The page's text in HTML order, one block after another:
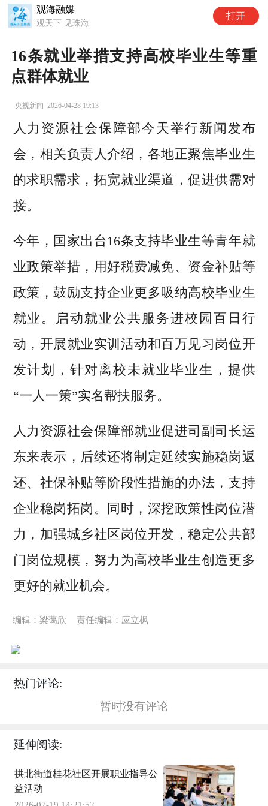
16条就业举措支持高校毕业生等重
点群体就业
央视新闻 2026-04-28 19:13
人力资源社会保障部今天举行新闻发布
会，相关负责人介绍，各地正聚焦毕业生
的求职需求，拓宽就业渠道，促进供需对
接。
今年，国家出台16条支持毕业生等青年就
业政策举措，用好税费减免、资金补贴等
政策，鼓励支持企业更多吸纳高校毕业生
就业。启动就业公共服务进校园百日行
动，开展就业实训活动和百万见习岗位开
发计划，针对离校未就业毕业生，提供
“一人一策”实名帮扶服务。
人力资源社会保障部就业促进司副司长运
东来表示，后续还将制定延续实施稳岗返
还、社保补贴等阶段性措施的办法，支持
企业稳岗拓岗。同时，深挖政策性岗位潜
力，加强城乡社区岗位开发，稳定公共部
门岗位规模，努力为高校毕业生创造更多
更好的就业机会。
编辑：梁蔼欣 责任编辑：应立枫
观海融媒
观天下 见珠海
打开
热门评论:
暂时没有评论
延伸阅读:
拱北街道桂花社区开展职业指导公
益活动